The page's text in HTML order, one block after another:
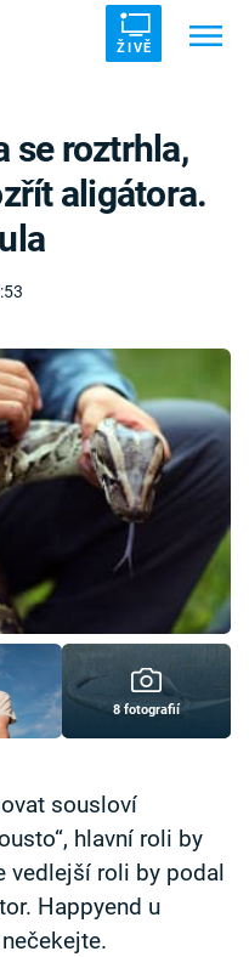
ŽIVĚ
se roztrhla,
aligátora.
8 fotografií
sousloví
hlavní roli by
vedlejší roli by podal
Happyend u